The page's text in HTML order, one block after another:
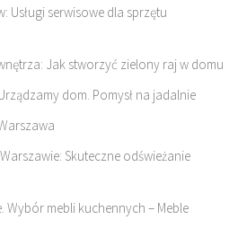
Usługi serwisowe dla sprzętu
Jak stworzyć zielony raj w domu
dom. Pomysł na jadalnie
Skuteczne odświeżanie
Wybór mebli kuchennych – Meble